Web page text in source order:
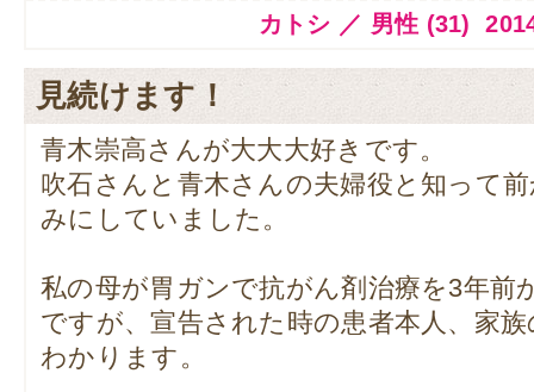
カトシ ／ 男性 (31)
見続けます！
青木崇高さんが大大大好きです。
吹石さんと青木さんの夫婦役と知って
みにしていました。
私の母が胃ガンで抗がん剤治療を3年前
ですが、宣告された時の患者本人、家
わかります。